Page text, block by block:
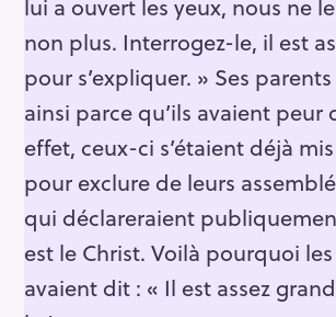
non plus. Interrogez-le, il est
pour s’expliquer. » Ses
ainsi parce qu’ils avaient peur
effet, ceux-ci s’étaient déjà
pour exclure de leurs
qui déclareraient
est le Christ. Voilà pourquoi
avaient dit : « Il est assez
S
e